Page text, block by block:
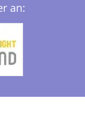
an: